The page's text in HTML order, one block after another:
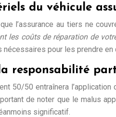
du véhicule
l’assurance au tiers ne
les coûts de réparation de
pour les prendre en
responsabilité
50/50 entraînera l’application
de noter que le malus
significatif.